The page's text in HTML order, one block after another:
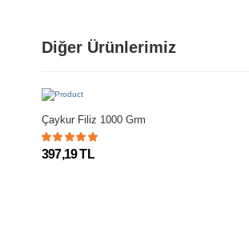
Diğer Ürünlerimiz
Çaykur Filiz 1000 Grm
397,19 TL